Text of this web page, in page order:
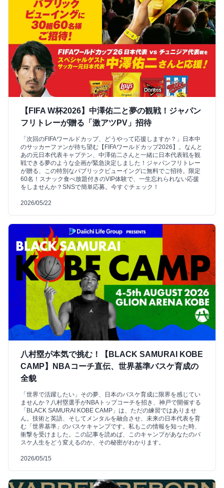
【FIFA W杯2026】中澤佑二と夢の観戦！ジャパン
フリトレーが贈る「激アツPV」招待
「次回のFIFAワールドカップ、どうやって応援しますか？」日本中
のサッカーファンが待ち望む【FIFAワールドカップ2026】。なんと
あの元日本代表キャプテン、中澤佑二さんと一緒に日本代表戦を観
戦できる夢のような企画が緊急決定しました！ジャパンフリトレー
が贈る、この特別なパブリックビューイングに無料でご招待。限定
60名！スナック食べ放題付きのVIP体験で、一生忘れられない応援
をしませんか？SNSで簡単応募。今すぐチェック！
2026/05/22
八村塁が本気で挑む！【BLACK SAMURAI KOBE
CAMP】NBAコーチ直伝、世界基準バスケ育成の
全貌
「世界で活躍したい」その夢、日本のバスケ育成に限界を感じてい
ませんか？八村塁選手がNBAトップコーチを招き、神戸で開催する
「BLACK SAMURAI KOBE CAMP」は、ただの練習ではありませ
ん。技術と英語、そしてメンタルを融合させ、未来の日本代表を育
む「世界基準」のバスケキャンプです。私もこの情報を知った時、
衝撃を受けました。この記事を読めば、このキャンプがあなたのバ
スケ人生をどう変えるのか、その秘密がわかります。
2026/05/15